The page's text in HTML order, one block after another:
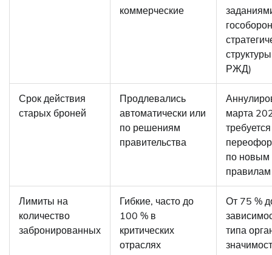
коммерческие
РЖД)
Срок действия
старых броней
Продлевались
автоматически или
по решениям
правительства
марта
требуется
по новым
правилам
Лимиты на
количество
забронированных
Гибкие, часто до
100 % в
критических
отраслях
От 75 %
типа